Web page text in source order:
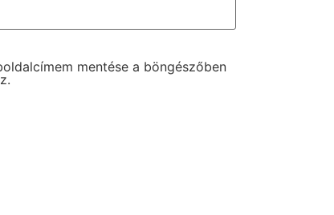
mentése a böngészőben